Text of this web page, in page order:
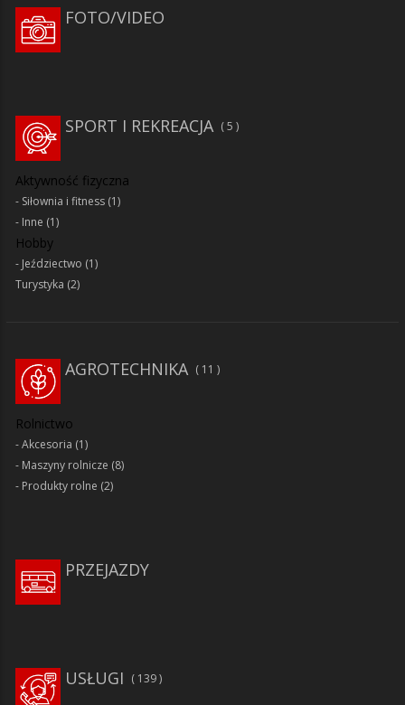
FOTO/VIDEO
SPORT I REKREACJA 5
Aktywność fizyczna
Siłownia i fitness (1)
Inne (1)
Hobby
Jeździectwo (1)
Turystyka (2)
AGROTECHNIKA 11
Rolnictwo
Akcesoria (1)
Maszyny rolnicze (8)
Produkty rolne (2)
PRZEJAZDY
139
USŁUGI